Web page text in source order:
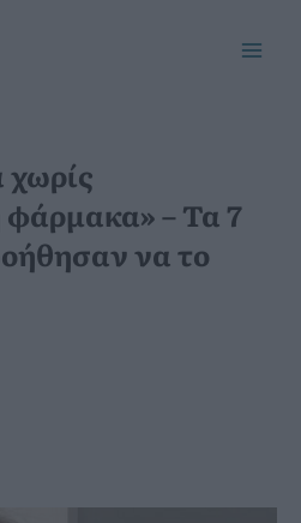
χωρίς
– Τα 7
να το